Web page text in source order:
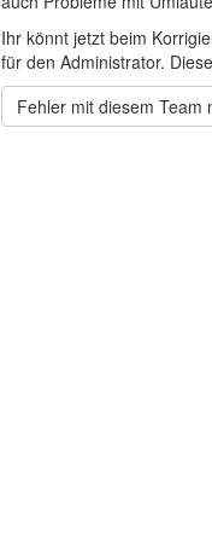
Ihr könnt jetzt beim
für den Administrator.
Fehler mit diesem Team